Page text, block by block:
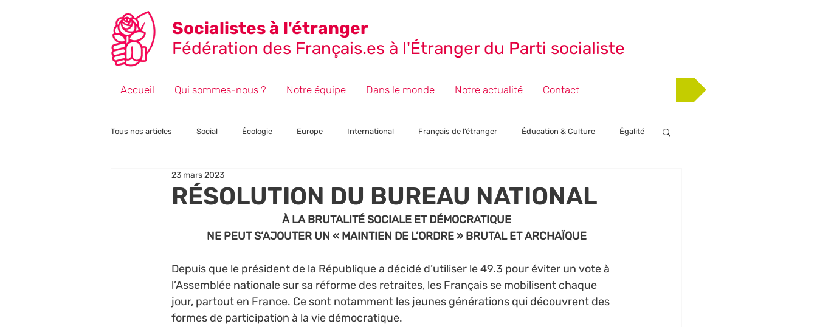
Socialistes à l'étranger
Fédération des Français.es à l'Étranger du Parti socialiste
Accueil Qui sommes-nous ? Notre équipe Dans le monde Notre actualité Contact
Tous nos articles Social Écologie Europe International Français de l’étranger Éducation & Culture Égalité
Point de vue
RÉSOLUTION DU BUREAU NATIONAL
23 mars 2023
À LA BRUTALITÉ SOCIALE ET DÉMOCRATIQUE
NE PEUT S’AJOUTER UN « MAINTIEN DE L’ORDRE » BRUTAL ET ARCHAÏQUE
Depuis que le président de la République a décidé d’utiliser le 49.3 pour éviter un vote à
l’Assemblée nationale sur sa réforme des retraites, les Français se mobilisent chaque
jour, partout en France. Ce sont notamment les jeunes générations qui découvrent des
formes de participation à la vie démocratique.